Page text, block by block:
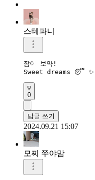
스테파니
잠이 보약!
Sweet dreams 😴 ✨️
0
답글 쓰기
2024.09.21 15:07
모찌 쭈야맘